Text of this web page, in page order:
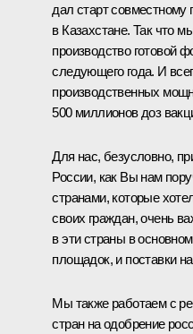
дал старт совместному
в Казахстане. Так что
производство готовой
следующего года. И
производственных
500 миллионов доз
Для нас, безусловно,
России, как Вы нам
странами, которые
своих граждан, очень
в эти страны в
площадок, и поставки
Мы также работаем с
стран на одобрение